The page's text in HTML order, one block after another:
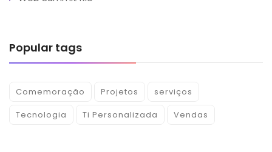
Popular tags
Comemoração Projetos
serviços
Tecnologia
Ti Personalizada Vendas